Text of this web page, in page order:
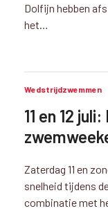
Dolfijn hebben
het…
Wedstrijdzwemmen
11 en 12
Zaterdag 11 en
snelheid tijdens
combinatie met